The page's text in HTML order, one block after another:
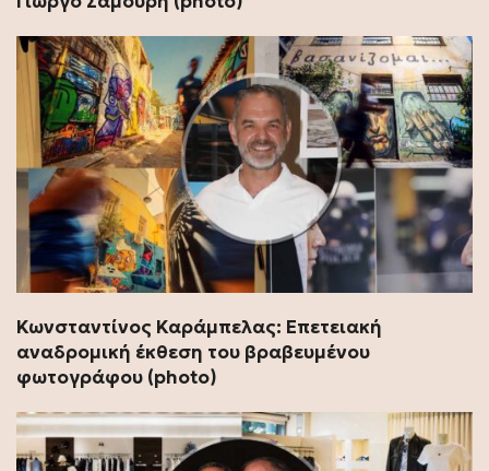
Κωνσταντίνος Καράμπελας: Επετειακή
αναδρομική έκθεση του βραβευμένου
φωτογράφου (photo)